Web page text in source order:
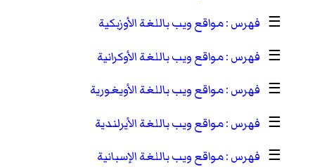
☰
مواقع ويب باللغة الأوزبكية
☰
مواقع ويب باللغة الأوكرانية
☰
مواقع ويب باللغة الأويغورية
☰
مواقع ويب باللغة الأيرلندية
☰
مواقع ويب باللغة الإسبانية